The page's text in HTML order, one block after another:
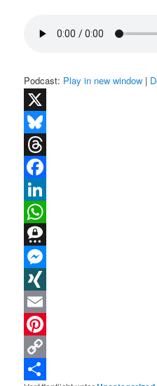
Podcast: Play in new window |
X
Bluesky
Threads
Facebook
LinkedIn
WhatsApp
Threema
Messenger
XING
Email
Pinterest
Copy